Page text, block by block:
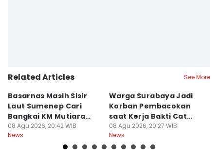
Related Articles See More
Basarnas Masih Sisir
Laut Sumenep Cari
Bangkai KM Mutiara
Sentosa II
08 Agu 2026, 20:42 WIB
News
Warga Surabaya Jadi
Korban Pembacokan
saat Kerja Bakti Cat
Gapura
08 Agu 2026, 20:27 WIB
News